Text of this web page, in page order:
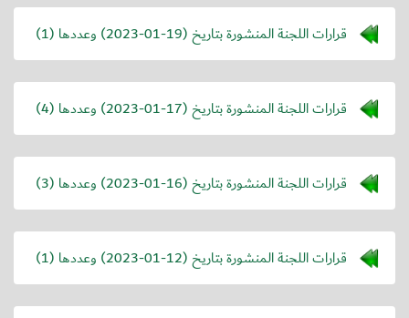
قرارات اللجنة المنشورة بتاريخ (2023-01-19) وعددها (1)
قرارات اللجنة المنشورة بتاريخ (2023-01-17) وعددها (4)
قرارات اللجنة المنشورة بتاريخ (2023-01-16) وعددها (3)
قرارات اللجنة المنشورة بتاريخ (2023-01-12) وعددها (1)